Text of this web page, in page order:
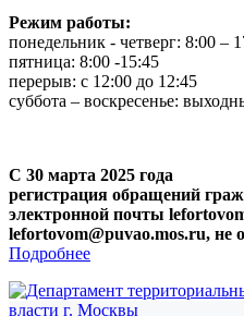
Режим работы:
понедельник - четверг: 8:00 –
пятница: 8:00 -15:45
перерыв: с 12:00 до 12:45
суббота – воскресенье:
С 30 марта 2025 года
регистрация обращений
электронной почты
lefortovom@puvao.mos.ru, не
Подробнее